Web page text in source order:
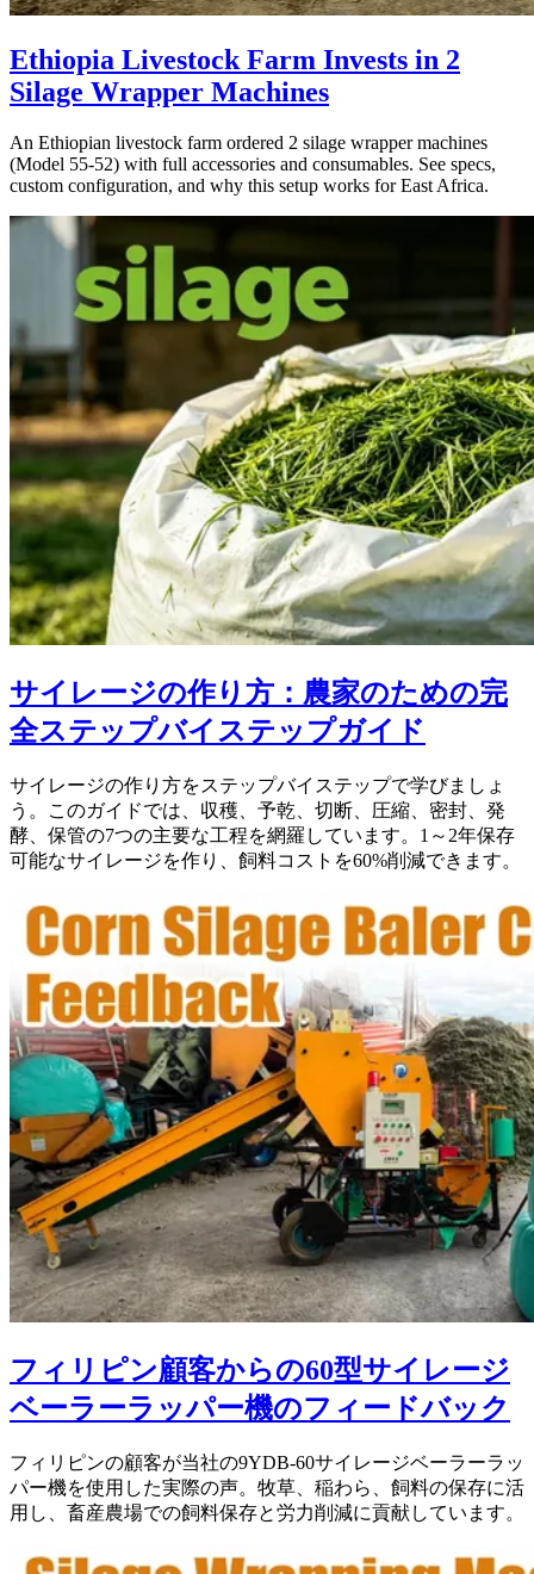
Ethiopia Livestock Farm Invests in 2
Silage Wrapper Machines
An Ethiopian livestock farm ordered 2 silage wrapper machines
(Model 55-52) with full accessories and consumables. See specs,
custom configuration, and why this setup works for East Africa.
サイレージの作り方：農家のための完
全ステップバイステップガイド
サイレージの作り方をステップバイステップで学びましょ
う。このガイドでは、収穫、予乾、切断、圧縮、密封、発
酵、保管の7つの主要な工程を網羅しています。1～2年保存
可能なサイレージを作り、飼料コストを60%削減できます。
フィリピン顧客からの60型サイレージ
ベーラーラッパー機のフィードバック
フィリピンの顧客が当社の9YDB-60サイレージベーラーラッ
パー機を使用した実際の声。牧草、稲わら、飼料の保存に活
用し、畜産農場での飼料保存と労力削減に貢献しています。